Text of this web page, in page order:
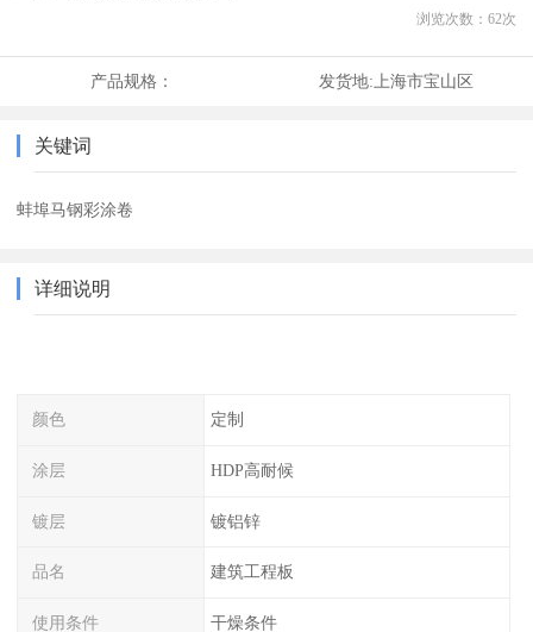
浏览次数： 62次
产品规格： 发货地: 上海市宝山区
关键词
蚌埠马钢彩涂卷
详细说明
颜色 定制
涂层 HDP高耐候
镀层 镀铝锌
品名 建筑工程板
使用条件 干燥条件